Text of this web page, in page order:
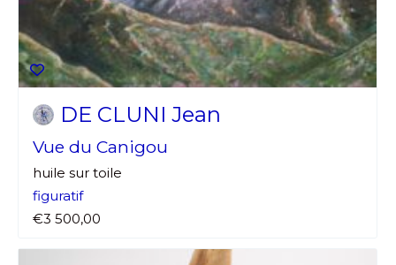
DE CLUNI Jean
Vue du Canigou
huile sur toile
figuratif
€3 500,00